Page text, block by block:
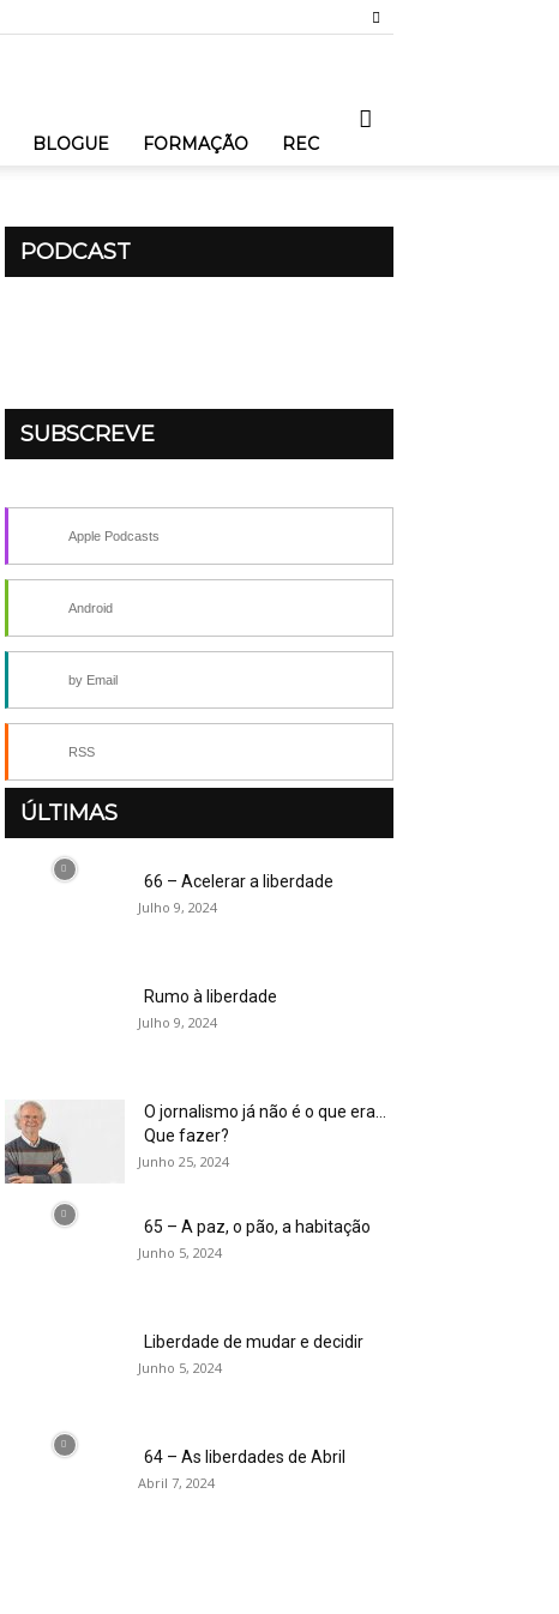
BLOGUE FORMAÇÃO REC
PODCAST
SUBSCREVE
Apple Podcasts
Android
by Email
RSS
ÚLTIMAS
66 – Acelerar a liberdade
Julho 9, 2024
Rumo à liberdade
Julho 9, 2024
O jornalismo já não é o que era…
Que fazer?
Junho 25, 2024
65 – A paz, o pão, a habitação
Junho 5, 2024
Liberdade de mudar e decidir
Junho 5, 2024
64 – As liberdades de Abril
Abril 7, 2024